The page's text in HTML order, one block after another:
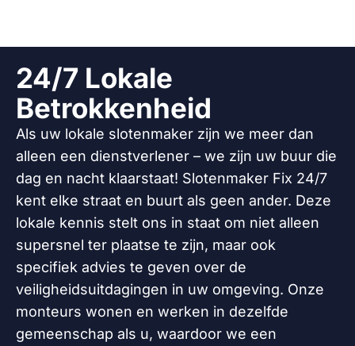
24/7 Lokale
Betrokkenheid
Als uw lokale slotenmaker zijn we meer dan
alleen een dienstverlener – we zijn uw buur die
dag en nacht klaarstaat! Slotenmaker Fix 24/7
kent elke straat en buurt als geen ander. Deze
lokale kennis stelt ons in staat om niet alleen
supersnel ter plaatse te zijn, maar ook
specifiek advies te geven over de
veiligheidsuitdagingen in uw omgeving. Onze
monteurs wonen en werken in dezelfde
gemeenschap als u, waardoor we een